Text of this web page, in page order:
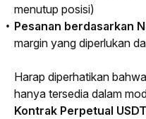
menutup posisi)
Pesanan berdasarkan
margin yang diperlukan
Harap diperhatikan bahwa
hanya tersedia dalam
Kontrak Perpetual USDT